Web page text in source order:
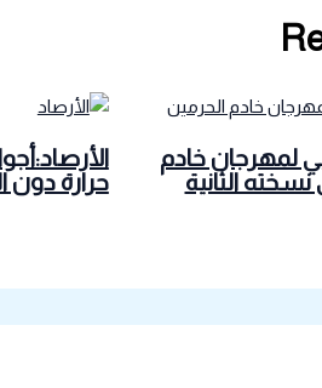
لمهرجان خادم
الثانية
حرارة دون